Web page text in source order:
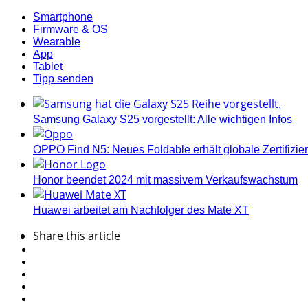
Smartphone
Firmware & OS
Wearable
App
Tablet
Tipp senden
Samsung Galaxy S25 vorgestellt: Alle wichtigen Infos
OPPO Find N5: Neues Foldable erhält globale
Honor beendet 2024 mit massivem Verkaufswachstum
Huawei arbeitet am Nachfolger des Mate XT
Sharethis article